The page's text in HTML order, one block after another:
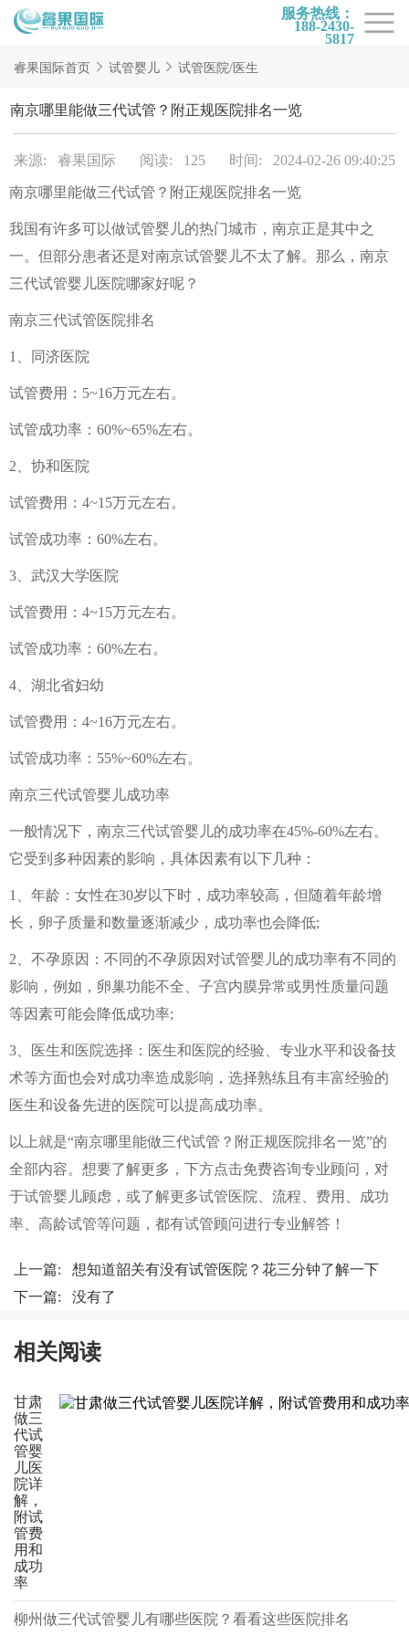
服务热线：
188-2430-
5817
首页
试管项目
试管百科
睿果国际
睿果国际首页 试管婴儿 试管医院/医生
南京哪里能做三代试管？附正规医院排名一览
来源: 睿果国际 阅读: 125 时间: 2024-02-26 09:40:25
南京哪里能做三代试管？附正规医院排名一览
我国有许多可以做试管婴儿的热门城市，南京正是其中之
一。但部分患者还是对南京试管婴儿不太了解。那么，南京
三代试管婴儿医院哪家好呢？
南京三代试管医院排名
1、同济医院
试管费用：5~16万元左右。
试管成功率：60%~65%左右。
2、协和医院
试管费用：4~15万元左右。
试管成功率：60%左右。
3、武汉大学医院
试管费用：4~15万元左右。
试管成功率：60%左右。
4、湖北省妇幼
试管费用：4~16万元左右。
试管成功率：55%~60%左右。
南京三代试管婴儿成功率
一般情况下，南京三代试管婴儿的成功率在45%-60%左右。
它受到多种因素的影响，具体因素有以下几种：
1、年龄：女性在30岁以下时，成功率较高，但随着年龄增
长，卵子质量和数量逐渐减少，成功率也会降低;
2、不孕原因：不同的不孕原因对试管婴儿的成功率有不同的
影响，例如，卵巢功能不全、子宫内膜异常或男性质量问题
等因素可能会降低成功率;
3、医生和医院选择：医生和医院的经验、专业水平和设备技
术等方面也会对成功率造成影响，选择熟练且有丰富经验的
医生和设备先进的医院可以提高成功率。
以上就是“南京哪里能做三代试管？附正规医院排名一览”的
全部内容。想要了解更多，下方点击免费咨询专业顾问，对
于试管婴儿顾虑，或了解更多试管医院、流程、费用、成功
率、高龄试管等问题，都有试管顾问进行专业解答！
上一篇: 想知道韶关有没有试管医院？花三分钟了解一下
下一篇: 没有了
相关阅读
甘肃
做三
代试
管婴
儿医
院详
解，
附试
管费
用和
成功
率
柳州做三代试管婴儿有哪些医院？看看这些医院排名